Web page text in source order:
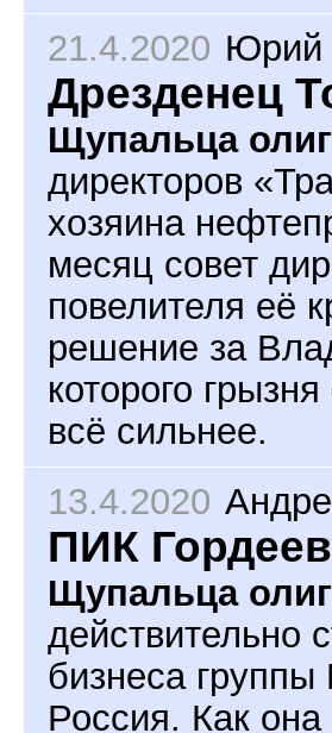
21.4.2020 Юрий
Дрезденец
Щупальца
директоров
хозяина
месяц совет
повелителя её
решение за
которого
всё сильнее.
13.4.2020
ПИК
Щупальца
действительно
бизнеса
Россия. Как